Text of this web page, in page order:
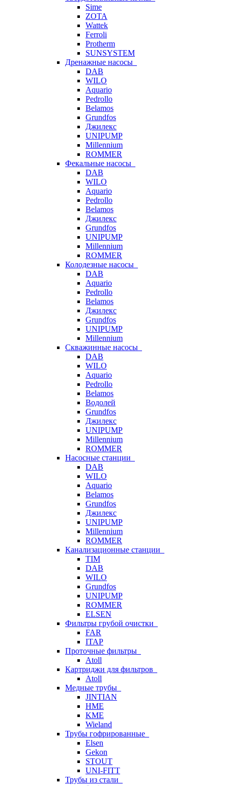
Sime
ZOTA
Wattek
Ferroli
Protherm
SUNSYSTEM
Дренажные насосы
DAB
WILO
Aquario
Pedrollo
Belamos
Grundfos
Джилекс
UNIPUMP
Millennium
ROMMER
Фекальные насосы
DAB
WILO
Aquario
Pedrollo
Belamos
Джилекс
Grundfos
UNIPUMP
Millennium
ROMMER
Колодезные насосы
DAB
Aquario
Pedrollo
Belamos
Джилекс
Grundfos
UNIPUMP
Millennium
Скважинные насосы
DAB
WILO
Aquario
Pedrollo
Belamos
Водолей
Grundfos
Джилекс
UNIPUMP
Millennium
ROMMER
Насосные станции
DAB
WILO
Aquario
Belamos
Grundfos
Джилекс
UNIPUMP
Millennium
ROMMER
Канализационные станции
TIM
DAB
WILO
Grundfos
UNIPUMP
ROMMER
ELSEN
Фильтры грубой очистки
FAR
ITAP
Проточные фильтры
Atoll
Картриджи для фильтров
Atoll
Медные трубы
JINTIAN
HME
KME
Wieland
Трубы гофрированные
Elsen
Gekon
STOUT
UNI-FITT
Трубы из стали